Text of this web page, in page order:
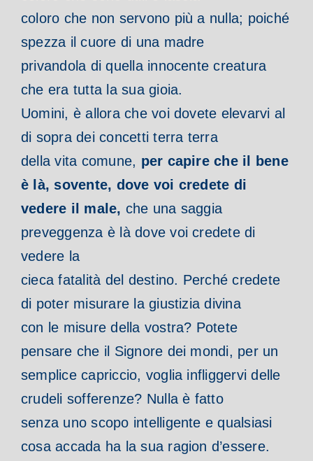
coloro che non servono più a nulla; poiché
spezza il cuore di una madre
privandola di quella innocente creatura
che era tutta la sua gioia.
Uomini, è allora che voi dovete elevarvi al
di sopra dei concetti terra terra
della vita comune, per capire che il bene
è là, sovente, dove voi credete di
vedere il male, che una saggia
preveggenza è là dove voi credete di
vedere la
cieca fatalità del destino. Perché credete
di poter misurare la giustizia divina
con le misure della vostra? Potete
pensare che il Signore dei mondi, per un
semplice capriccio, voglia infliggervi delle
crudeli sofferenze? Nulla è fatto
senza uno scopo intelligente e qualsiasi
cosa accada ha la sua ragion d’essere.